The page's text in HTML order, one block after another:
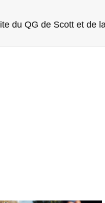
du QG de Scott et de